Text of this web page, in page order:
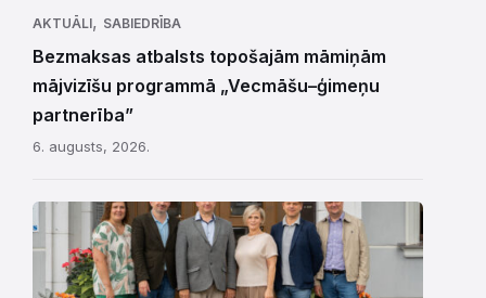
AKTUĀLI, SABIEDRĪBA
Bezmaksas atbalsts topošajām māmiņām
mājvizīšu programmā „Vecmāšu–ģimeņu
partnerība”
6. augusts, 2026.